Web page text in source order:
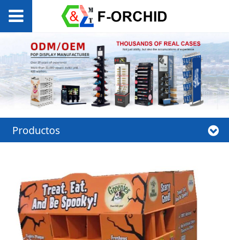
Productos
Estante promocional
de comida para
perros de estilo